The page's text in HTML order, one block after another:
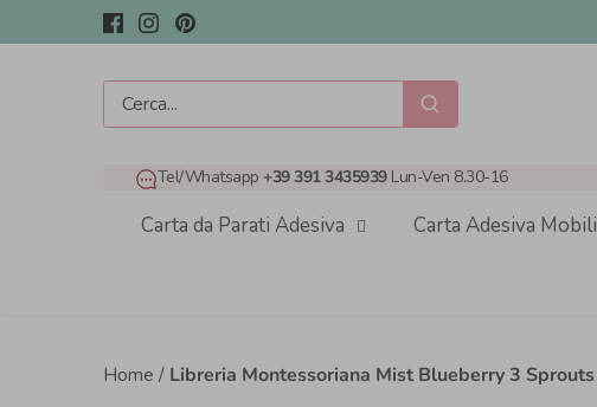
al
Tel/Whatsapp +39 391 3435939 Lun-Ven 8.30-16
Carta da Parati Adesiva Carta Adesiva Mobili
Home / Libreria Montessoriana Mist Blueberry 3 Sprouts